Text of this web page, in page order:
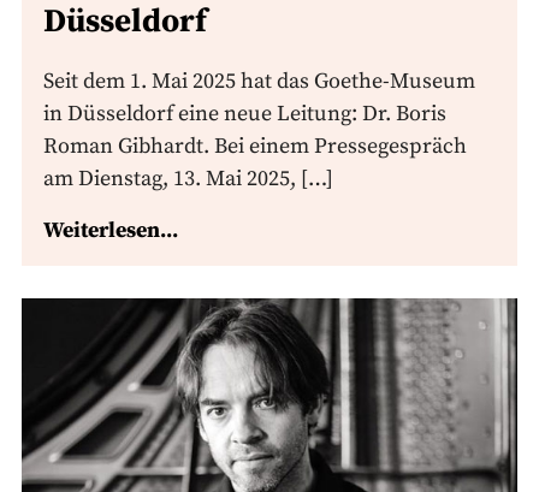
Düsseldorf
Seit dem 1. Mai 2025 hat das Goethe-Museum
in Düsseldorf eine neue Leitung: Dr. Boris
Roman Gibhardt. Bei einem Pressegespräch
am Dienstag, 13. Mai 2025, […]
Weiterlesen...